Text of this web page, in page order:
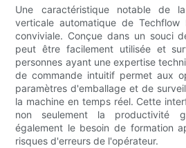
Une caractéristique notable de
verticale automatique de
conviviale. Conçue dans un souci
peut être facilement utilisée et
personnes ayant une expertise
de commande intuitif permet aux
paramètres d'emballage et de
la machine en temps réel. Cette
non seulement la productivité
également le besoin de formation
risques d'erreurs de l'opérateur.